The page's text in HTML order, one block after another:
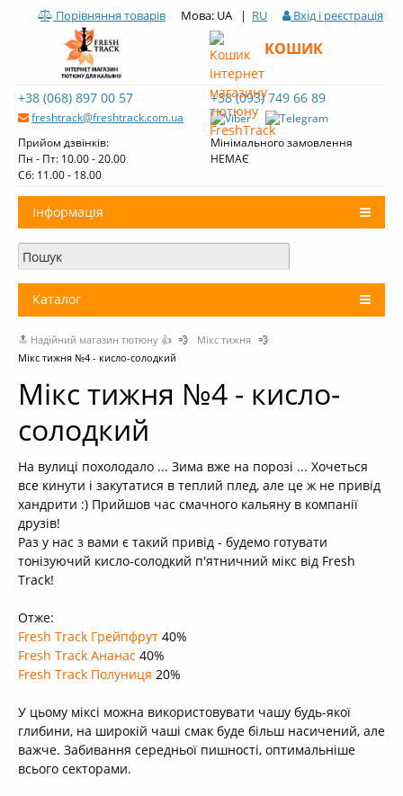
Порівняння товарів Мова: UA | RU Вхід і реєстрація
+38 (068) 897 00 57
freshtrack@freshtrack.com.ua
+38 (093) 749 66 89
Прийом дзвінків:
Пн - Пт: 10.00 - 20.00
Cб: 11.00 - 18.00
Мінімального замовлення
НЕМАЄ
КОШИК
Інформація
Про нас
Доставка і оплата
Огляди тютюну Fresh Track
Каталог
Тютюн для кальяну
Кальяни
Комплектуючі для кальяну
Аксесуари для кальяну
Новинки
РОЗПРОДАЖ -%
Умови опту
🔝 Надійний магазин тютюну 👍 💨 Мікс тижня 💨
Мікс тижня №4 - кисло-солодкий
Мікс тижня №4 - кисло-
солодкий
На вулиці похолодало ... Зима вже на порозі ... Хочеться
все кинути і закутатися в теплий плед, але це ж не привід
хандрити :) Прийшов час смачного кальяну в компанії
друзів!
Раз у нас з вами є такий привід - будемо готувати
тонізуючий кисло-солодкий п'ятничний мікс від Fresh
Track!
Отже:
Fresh Track Грейпфрут 40%
Fresh Track Ананас 40%
Fresh Track Полуниця 20%
У цьому міксі можна використовувати чашу будь-якої
глибини, на широкій чаші смак буде більш насичений, але
важче. Забивання середньої пишності, оптимальніше
всього секторами.